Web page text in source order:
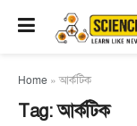
Home »আর্কটিক
Tag:আর্কটিক